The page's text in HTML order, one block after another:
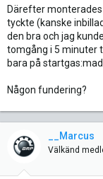
Därefter
tyckte (kanske
den bra och jag
tomgång i 5 minuter
bara på
Någon fundering?
__Marcus
Välkänd